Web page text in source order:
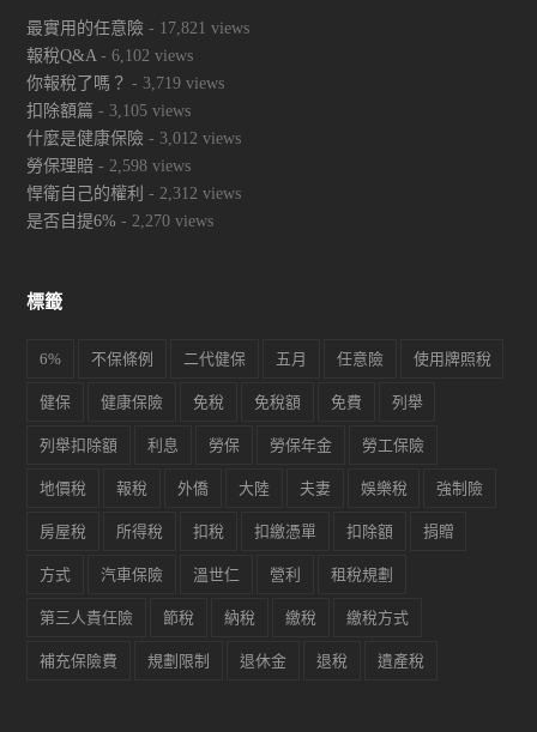
最實用的任意險 - 17,821 views
報稅Q&A- 6,102 views
你報稅了嗎？ - 3,719 views
扣除額篇 - 3,105 views
什麼是健康保險 - 3,012 views
勞保理賠 - 2,598 views
悍衛自己的權利 - 2,312 views
是否自提6% - 2,270 views
標籤
6% 不保條例 二代健保 五月 任意險 使用牌照稅
健保 健康保險 免稅 免稅額 免費 列舉
列舉扣除額 利息 勞保 勞保年金 勞工保險
地價稅 報稅 外僑 大陸 夫妻 娛樂稅 強制險
房屋稅 所得稅 扣稅 扣繳憑單 扣除額 捐贈
方式 汽車保險 溫世仁 營利 租稅規劃
第三人責任險 節稅 納稅 繳稅 繳稅方式
補充保險費 規劃限制 退休金 退稅 遺產稅